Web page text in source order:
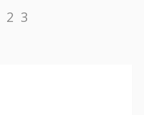
Pagina
2 Pagina
3